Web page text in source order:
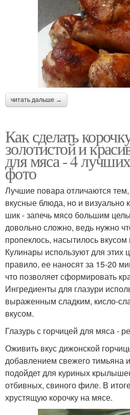
читать дальше →
Как сделать
золотистой и
для мяса - 4
фото
Лучшие повара отличаются тем,
вкусные блюда, но и
шик - запечь мясо большим
довольно сложно, ведь нужно
пропеклось, насытилось
Кулинары используют для этих
правило, ее наносят за 15-20
что позволяет сформировать
Ингредиенты для глазури
выраженным сладким, кисло-
вкусом.
Глазурь с горчицей для мяса -
Оживить вкус дижонской
добавлением свежего тимьяна
подойдет для куриных
отбивных, свиного филе. В
хрустящую корочку на мясе.